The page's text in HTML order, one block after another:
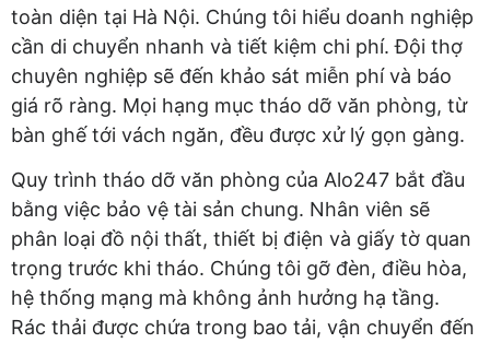
toàn diện tại Hà Nội. Chúng tôi hiểu doanh nghiệp
cần di chuyển nhanh và tiết kiệm chi phí. Đội thợ
chuyên nghiệp sẽ đến khảo sát miễn phí và báo
giá rõ ràng. Mọi hạng mục tháo dỡ văn phòng, từ
bàn ghế tới vách ngăn, đều được xử lý gọn gàng.
Quy trình tháo dỡ văn phòng của Alo247 bắt đầu
bằng việc bảo vệ tài sản chung. Nhân viên sẽ
phân loại đồ nội thất, thiết bị điện và giấy tờ quan
trọng trước khi tháo. Chúng tôi gỡ đèn, điều hòa,
hệ thống mạng mà không ảnh hưởng hạ tầng.
Rác thải được chứa trong bao tải, vận chuyển đến